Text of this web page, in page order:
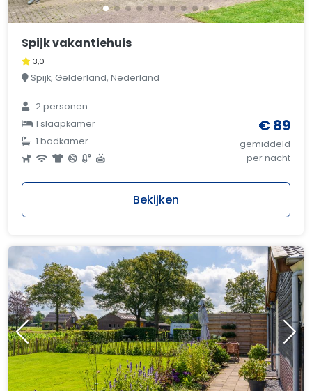
Spijk vakantiehuis
3,0
Spijk, Gelderland, Nederland
2 personen
1 slaapkamer
1 badkamer
€ 89
gemiddeld
per nacht
Bekijken